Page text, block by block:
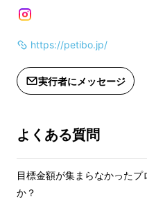
「食事と同じように
てほしい、でも体に
とに私たちは気づき
質×高タンパク×グル
PETIBOに変えるこ
さい。夏場に保存する際は
https://petibo.jp/
実行者にメッセージ
よくある質問
目標金額が集まらなかった
か？